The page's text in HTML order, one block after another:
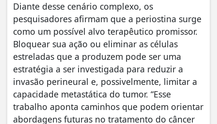
Diante desse cenário complexo, os
pesquisadores afirmam que a periostina surge
como um possível alvo terapêutico promissor.
Bloquear sua ação ou eliminar as células
estreladas que a produzem pode ser uma
estratégia a ser investigada para reduzir a
invasão perineural e, possivelmente, limitar a
capacidade metastática do tumor. “Esse
trabalho aponta caminhos que podem orientar
abordagens futuras no tratamento do câncer